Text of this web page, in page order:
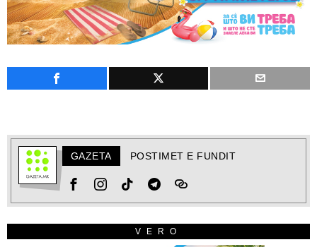
GAZETA POSTIMET E FUNDIT
VERO